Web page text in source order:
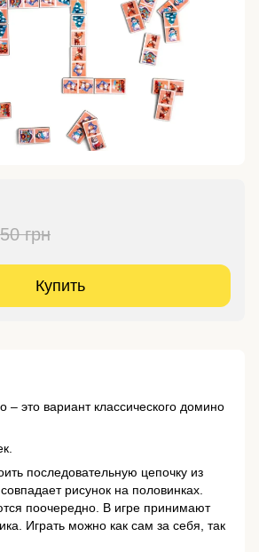
грн
Купить
– это вариант классического домино
последовательную цепочку из
рисунок на половинках.
поочередно. В игре принимают
Играть можно как сам за себя, так